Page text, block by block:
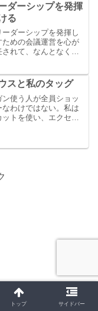
ダーシップを発揮
る
ダーシップを発揮し
めの会議運営を心が
れて、なんとなく会
ャリアの道を伸ばし
スと私のタッグ
使う人が全員ショッ
なわけではない。私は
トを使い、エクセル
トップ サイドバー